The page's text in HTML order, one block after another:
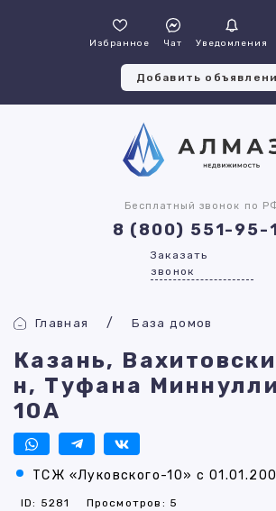
Избранное Чат Уведомления
Добавить
Бесплатный звонок по
8 (800) 551-95-
Заказать
звонок
Главная База домов
Казань,
н, Туфана
10А
ТСЖ «Луковского-10» с
ID: 5281 Просмотров: 5